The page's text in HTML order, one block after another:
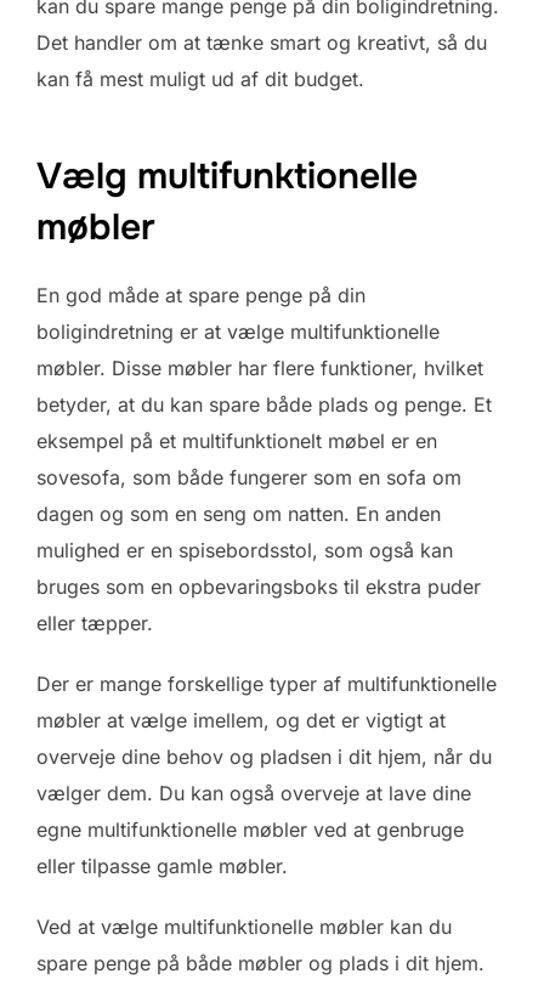
kan du spare mange penge på din boligindretning.
Det handler om at tænke smart og kreativt, så du
kan få mest muligt ud af dit budget.
Vælg multifunktionelle
møbler
En god måde at spare penge på din
boligindretning er at vælge multifunktionelle
møbler. Disse møbler har flere funktioner, hvilket
betyder, at du kan spare både plads og penge. Et
eksempel på et multifunktionelt møbel er en
sovesofa, som både fungerer som en sofa om
dagen og som en seng om natten. En anden
mulighed er en spisebordsstol, som også kan
bruges som en opbevaringsboks til ekstra puder
eller tæpper.
Der er mange forskellige typer af multifunktionelle
møbler at vælge imellem, og det er vigtigt at
overveje dine behov og pladsen i dit hjem, når du
vælger dem. Du kan også overveje at lave dine
egne multifunktionelle møbler ved at genbruge
eller tilpasse gamle møbler.
Ved at vælge multifunktionelle møbler kan du
spare penge på både møbler og plads i dit hjem.